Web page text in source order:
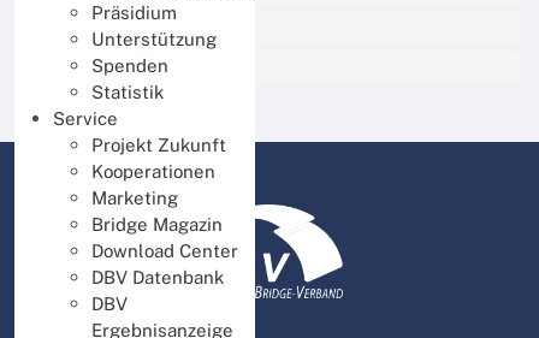
Präsidium
Unterstützung
Spenden
Statistik
Service
Projekt Zukunft
Kooperationen
Marketing
Bridge Magazin
Download Center
DBV Datenbank
DBV
Ergebnisanzeige
Service
Presse und Medien